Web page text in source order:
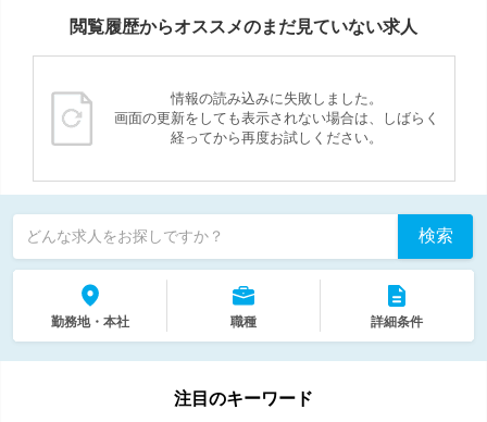
閲覧履歴からオススメのまだ見ていない求人
情報の読み込みに失敗しました。
画面の更新をしても表示されない場合は、しばらく
経ってから再度お試しください。
どんな求人をお探しですか？ 検索
勤務地・本社 職種 詳細条件
注目のキーワード